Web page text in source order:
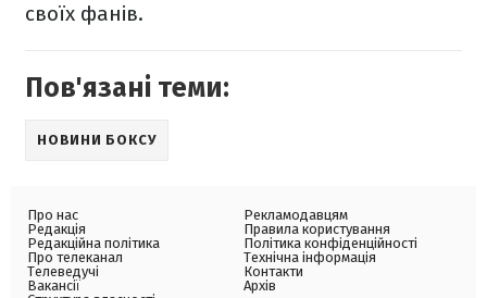
своїх фанів.
Пов'язані теми:
НОВИНИ БОКСУ
Про нас
Редакція
Редакційна політика
Про телеканал
Телеведучі
Вакансії
Рекламодавцям
Правила користування
Політика конфіденційності
Технічна інформація
Контакти
Архів